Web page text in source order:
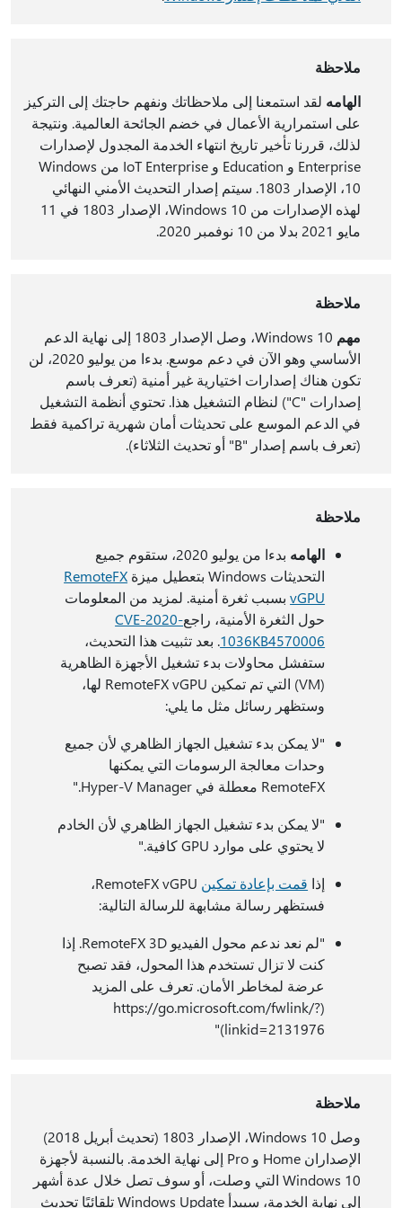
ملاحظة
الهامه لقد استمعنا إلى ملاحظاتك ونفهم حاجتك إلى التركيز
على استمرارية الأعمال في خضم الجائحة العالمية. ونتيجة
لذلك، قررنا تأخير تاريخ انتهاء الخدمة المجدول لإصدارات
Enterprise و Education و IoT Enterprise من Windows
10، الإصدار 1803. سيتم إصدار التحديث الأمني النهائي
لهذه الإصدارات من Windows 10، الإصدار 1803 في 11
مايو 2021 بدلا من 10 نوفمبر 2020.
ملاحظة
مهم
Windows 10، وصل الإصدار 1803 إلى نهاية الدعم
الأساسي وهو الآن في دعم موسع. بدءا من يوليو 2020، لن
تكون هناك إصدارات اختيارية غير أمنية (تعرف باسم
إصدارات "C") لنظام التشغيل هذا. تحتوي أنظمة التشغيل
في الدعم الموسع على تحديثات أمان شهرية تراكمية فقط
(تعرف باسم إصدار "B" أو تحديث الثلاثاء).
ملاحظة
الهامه
بدءا من يوليو 2020، ستقوم جميع
التحديثات Windows بتعطيل ميزة
RemoteFX
vGPUبسبب ثغرة أمنية. لمزيد من المعلومات
حول الثغرة الأمنية، راجعCVE-2020-
1036KB4570006
. بعد تثبيت هذا التحديث،
ستفشل محاولات بدء تشغيل الأجهزة الظاهرية
(VM) التي تم تمكين RemoteFX vGPU لها،
وستظهر رسائل مثل ما يلي:
"لا يمكن بدء تشغيل الجهاز الظاهري لأن جميع
وحدات معالجة الرسومات التي يمكنها
RemoteFX معطلة في Hyper-V Manager."
"لا يمكن بدء تشغيل الجهاز الظاهري لأن الخادم
لا يحتوي على موارد GPU كافية."
إذا قمت بإعادة تمكين
RemoteFX vGPU،
فستظهر رسالة مشابهة للرسالة التالية:
"لم نعد ندعم محول الفيديو RemoteFX 3D. إذا
كنت لا تزال تستخدم هذا المحول، فقد تصبح
عرضة لمخاطر الأمان. تعرف على المزيد
(https://go.microsoft.com/fwlink/?
linkid=2131976)"
ملاحظة
وصل Windows 10، الإصدار 1803 (تحديث أبريل 2018)
الإصداران Home و Pro إلى نهاية الخدمة. بالنسبة لأجهزة
Windows 10 التي وصلت، أو سوف تصل خلال عدة أشهر
إلى نهاية الخدمة، سيبدأ Windows Update تلقائيًا تحديث